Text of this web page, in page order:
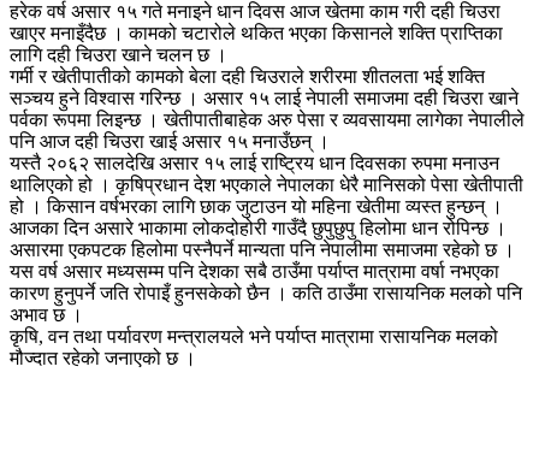
हरेक वर्ष असार १५ गते मनाइने धान दिवस आज खेतमा काम गरी दही चिउरा
खाएर मनाइँदैछ । कामको चटारोले थकित भएका किसानले शक्ति प्राप्तिका
लागि दही चिउरा खाने चलन छ ।
गर्मी र खेतीपातीको कामको बेला दही चिउराले शरीरमा शीतलता भई शक्ति
सञ्चय हुने विश्वास गरिन्छ । असार १५ लाई नेपाली समाजमा दही चिउरा खाने
पर्वका रूपमा लिइन्छ । खेतीपातीबाहेक अरु पेसा र व्यवसायमा लागेका नेपालीले
पनि आज दही चिउरा खाई असार १५ मनाउँछन् ।
यस्तै २०६२ सालदेखि असार १५ लाई राष्ट्रिय धान दिवसका रुपमा मनाउन
थालिएको हो । कृषिप्रधान देश भएकाले नेपालका धेरै मानिसको पेसा खेतीपाती
हो । किसान वर्षभरका लागि छाक जुटाउन यो महिना खेतीमा व्यस्त हुन्छन् ।
आजका दिन असारे भाकामा लोकदोहोरी गाउँदै छुपुछुपु हिलोमा धान रोपिन्छ ।
असारमा एकपटक हिलोमा पस्नैपर्ने मान्यता पनि नेपालीमा समाजमा रहेको छ ।
यस वर्ष असार मध्यसम्म पनि देशका सबै ठाउँमा पर्याप्त मात्रामा वर्षा नभएका
कारण हुनुपर्ने जति रोपाइँ हुनसकेको छैन । कति ठाउँमा रासायनिक मलको पनि
अभाव छ ।
कृषि, वन तथा पर्यावरण मन्त्रालयले भने पर्याप्त मात्रामा रासायनिक मलको
मौज्दात रहेको जनाएको छ ।